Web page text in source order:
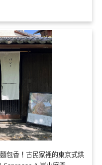
包香！古民家裡的東京式烘